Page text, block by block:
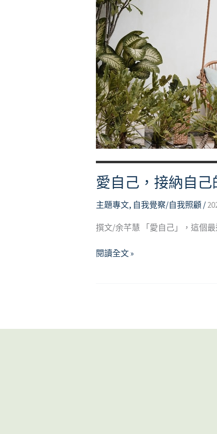
己
—
在
戀
愛
關
係
當
中
如
何
保
有
自
己』
愛自己，接納自己
主題專文, 自我覺察/自我照顧/
撰文/余芊慧 「愛自己」，這個
愛
閱讀全文 »